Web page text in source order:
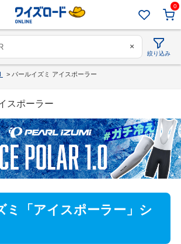
0
×
絞り込み
> パールイズミ アイスポーラー
スポーラー
ミ「アイスポーラー」シ